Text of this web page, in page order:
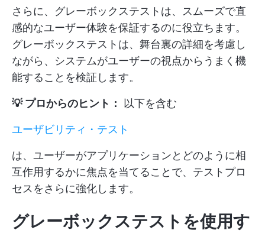
さらに、グレーボックステストは、スムーズで直
感的なユーザー体験を保証するのに役立ちます。
グレーボックステストは、舞台裏の詳細を考慮し
ながら、システムがユーザーの視点からうまく機
能することを検証します。
💡 プロからのヒント： 以下を含む
ユーザビリティ・テスト
は、ユーザーがアプリケーションとどのように相
互作用するかに焦点を当てることで、テストプロ
セスをさらに強化します。
グレーボックステストを使用す